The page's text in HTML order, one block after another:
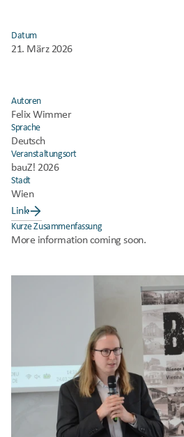
Datum
21. März 2026
Autoren
Felix Wimmer
Sprache
Deutsch
Veranstaltungsort
bauZ! 2026
Stadt
Wien
Link
Kurze Zusammenfassung
More information coming soon.